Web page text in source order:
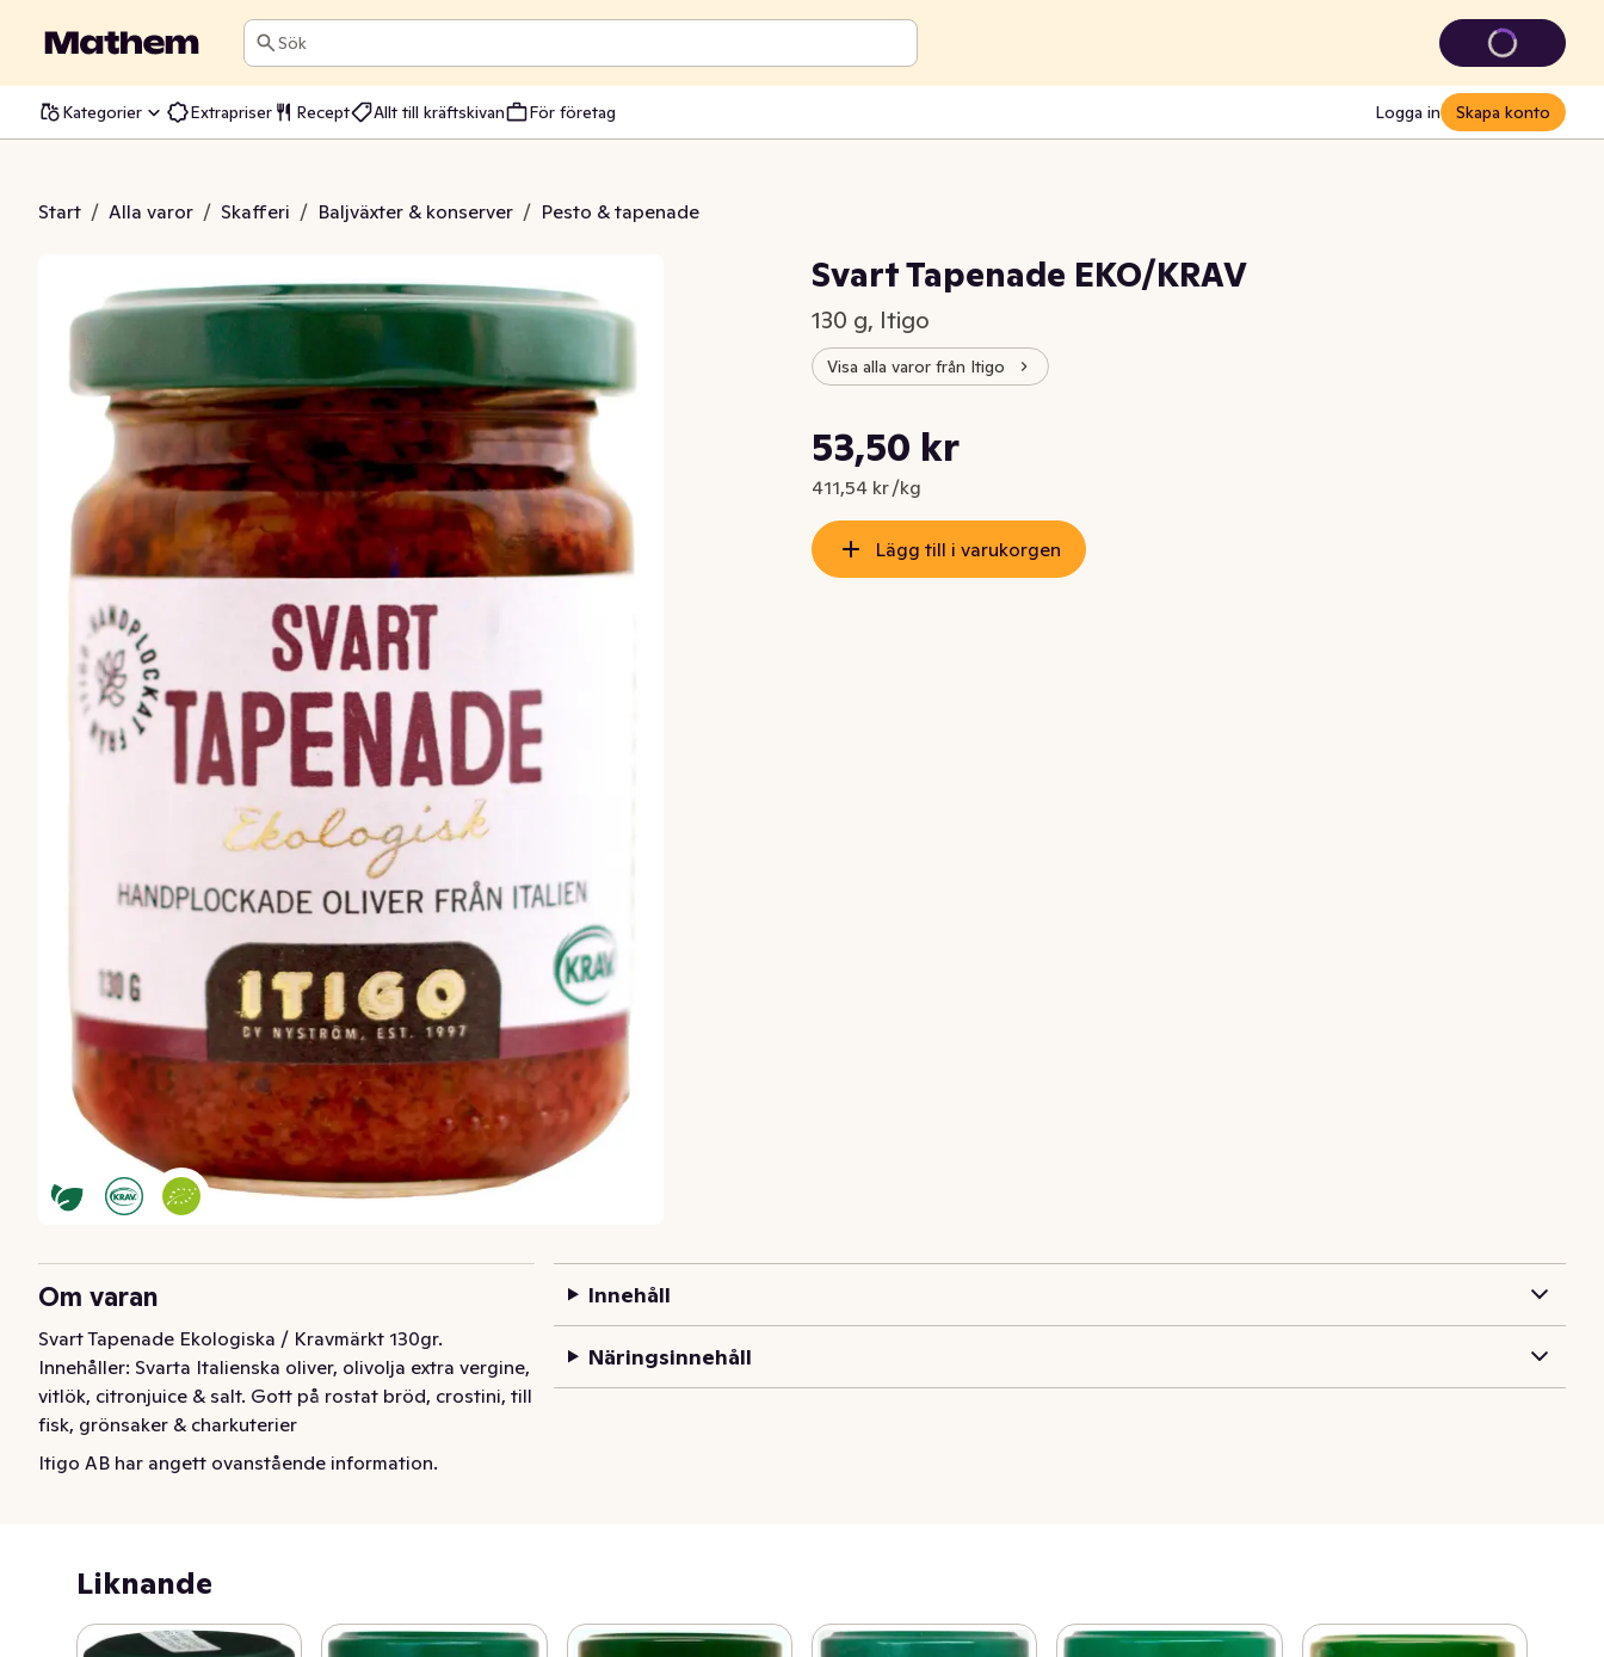
Sök
Kategorier Extrapriser Recept Allt till kräftskivan För företag Logga in Skapa konto
Start / Alla varor / Skafferi / Baljväxter & konserver / Pesto & tapenade
EKO/KRAV
Svart Tapenade EKO/KRAV
130 g, Itigo
Visa alla varor från Itigo
Nuvarande pris är: 53,50 kr
53,50 kr
411,54 kr /kg
Styckpris: 411,54 kr /kg
Lägg till i varukorgen
Om varan
Svart Tapenade Ekologiska / Kravmärkt 130gr.
Innehåller: Svarta Italienska oliver, olivolja extra vergine,
vitlök, citronjuice & salt. Gott på rostat bröd, crostini, till
fisk, grönsaker & charkuterier
Itigo AB har angett ovanstående information.
Innehåll
Näringsinnehåll
Liknande